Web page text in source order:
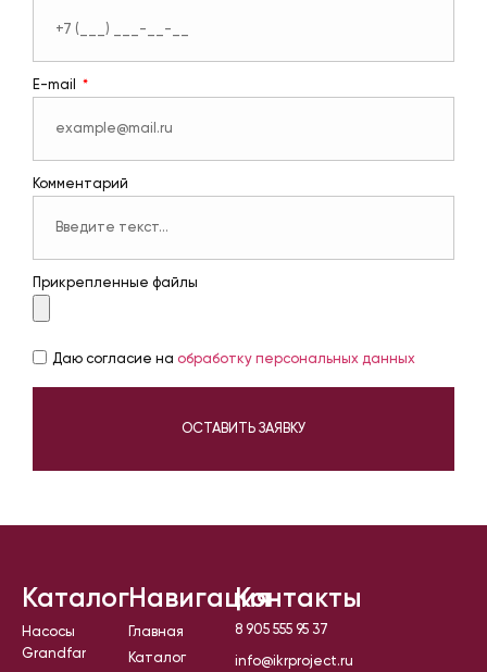
E-mail
Комментарий
Прикрепленные файлы
Даю согласие на обработку персональных данных
ОСТАВИТЬ ЗАЯВКУ
Каталог
Насосы
Grandfar
Навигация
Главная
Каталог
Контакты
8 905 555 95 37
info@ikrproject.ru